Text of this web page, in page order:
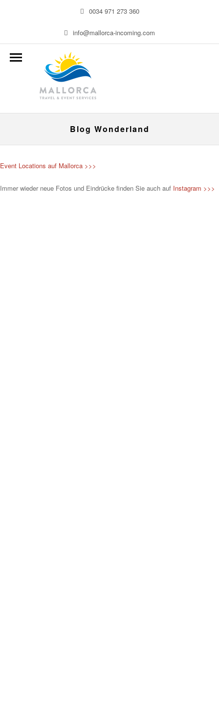
0034 971 273 360
info@mallorca-incoming.com
Blog Wonderland
Event Locations auf Mallorca >>>
Immer wieder neue Fotos und Eindrücke finden Sie auch auf Instagram >>>